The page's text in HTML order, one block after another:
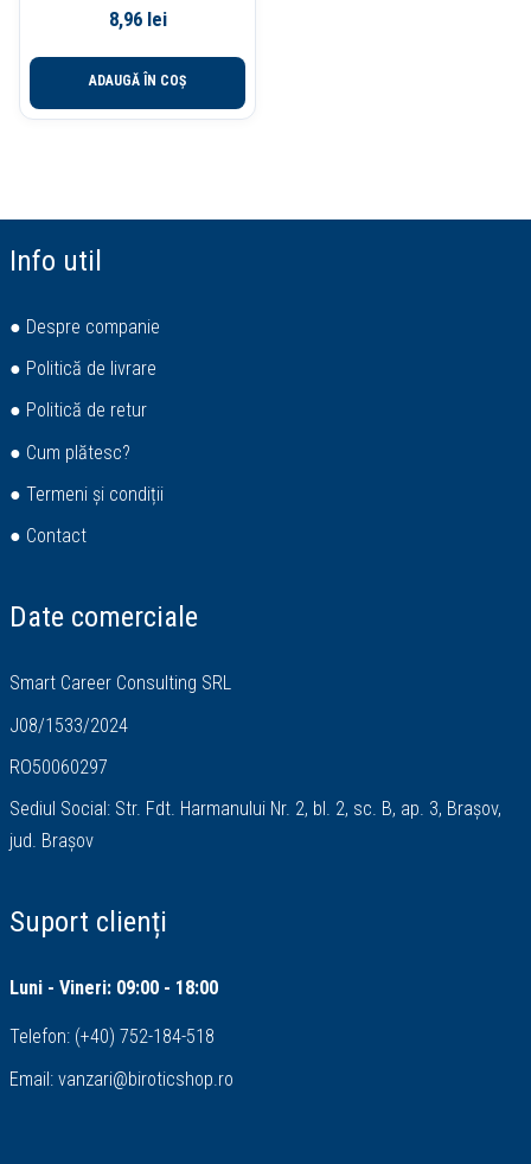
8,96 lei
ADAUGĂ ÎN COȘ
Info util
● Despre companie
● Politică de livrare
● Politică de retur
● Cum plătesc?
● Termeni și condiții
● Contact
Date comerciale
Smart Career Consulting SRL
J08/1533/2024
RO50060297
Sediul Social: Str. Fdt. Harmanului Nr. 2, bl. 2, sc. B, ap. 3, Brașov,
jud. Brașov
Suport clienți
Luni - Vineri: 09:00 - 18:00
Telefon: (+40) 752-184-518
Email: vanzari@biroticshop.ro